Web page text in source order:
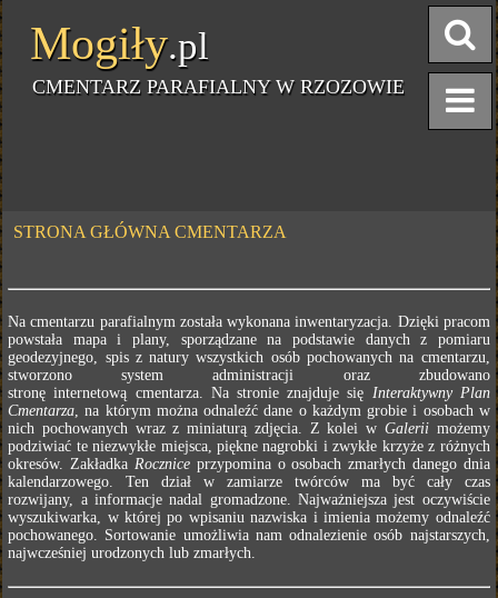
Mogiły.pl
CMENTARZ PARAFIALNY W RZOZOWIE
STRONA GŁÓWNA CMENTARZA
Na cmentarzu parafialnym została wykonana inwentaryzacja. Dzięki pracom
powstała mapa i plany, sporządzane na podstawie danych z pomiaru
geodezyjnego, spis z natury wszystkich osób pochowanych na cmentarzu,
stworzono system administracji oraz zbudowano
stronę internetową cmentarza. Na stronie znajduje się Interaktywny Plan
Cmentarza, na którym można odnaleźć dane o każdym grobie i osobach w
nich pochowanych wraz z miniaturą zdjęcia. Z kolei w Galerii możemy
podziwiać te niezwykłe miejsca, piękne nagrobki i zwykłe krzyże z różnych
okresów. Zakładka Roczniceprzypomina o osobach zmarłych danego dnia
kalendarzowego. Ten dział w zamiarze twórców ma być cały czas
rozwijany, a informacje nadal gromadzone. Najważniejsza jest oczywiście
wyszukiwarka, w której po wpisaniu nazwiska i imienia możemy odnaleźć
pochowanego. Sortowanie umożliwia nam odnalezienie osób najstarszych,
najwcześniej urodzonych lub zmarłych.